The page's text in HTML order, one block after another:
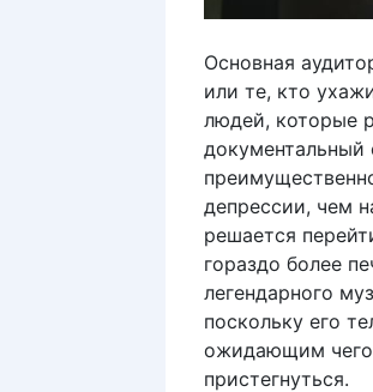
Основная
или те, кто
людей, которые
депрессии, чем
решается
гораздо более
легендарного
поскольку его
ожидающим
пристегнуться.